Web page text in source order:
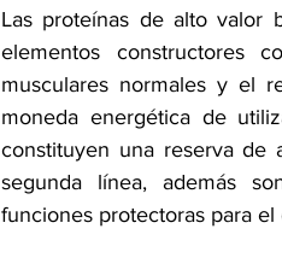
Las proteínas de alto valor
elementos constructores
musculares normales y el
moneda energética de
constituyen una reserva de
segunda línea, además
funciones protectoras para el